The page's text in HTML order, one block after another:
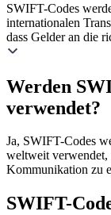
SWIFT-Codes
internationalen
dass Gelder an die
Werden
verwendet?
Ja, SWIFT-Codes
weltweit verwendet,
Kommunikation zu
SWIFT-